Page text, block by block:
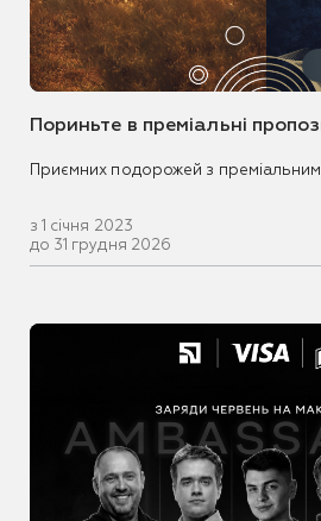
Пориньте в преміальні
Приємних подорожей з
з 1 січня 2023
до 31 грудня 2026